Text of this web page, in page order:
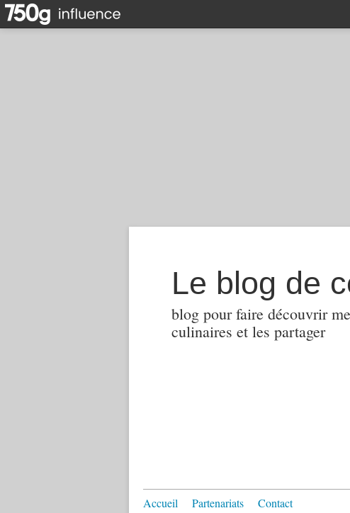
Le blog de
blog pour faire découvrir
culinaires et les partager
Accueil Partenariats Contact